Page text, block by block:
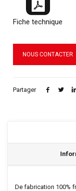
Fiche technique
NOUS CONTACTER
Partager
De fabrication 100%